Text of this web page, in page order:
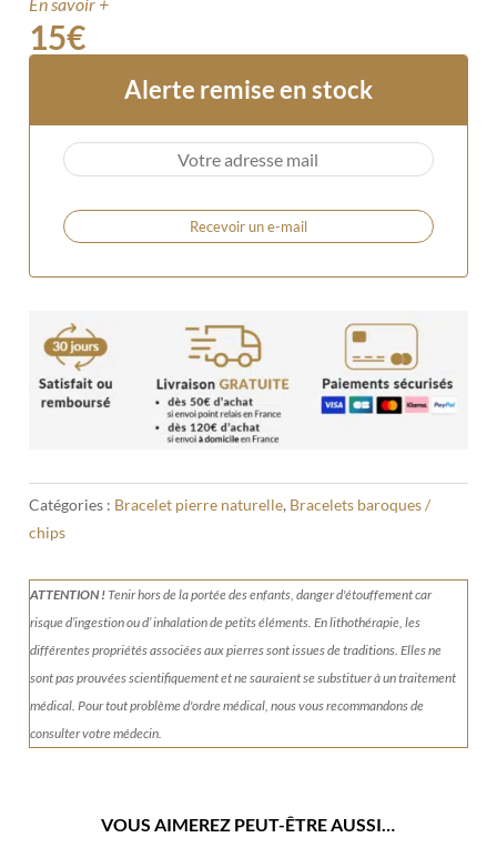
15€
Alerte remise en stock
Recevoir un e-mail
Catégories : Bracelet pierre naturelle, Bracelets baroques /
chips
ATTENTION !Tenirhors de la portée des enfants, danger d'étouffement car
risque d’ingestion ou d’ inhalation de petits éléments.En lithothérapie, les
différentes propriétés associées aux pierres sont issues de traditions. Elles ne
sont pas prouvées scientifiquement et ne sauraient se substituer à un traitement
médical. Pour tout problème d'ordre médical, nous vous recommandons de
consulter votre médecin.
VOUS AIMEREZ PEUT-ÊTRE AUSSI…